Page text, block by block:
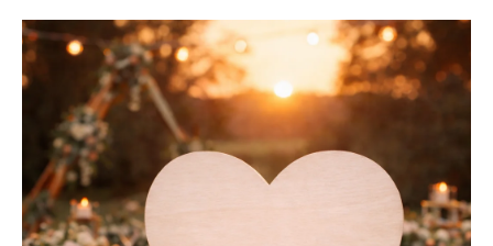
produktu
je
0,0
z
hvězdiček.